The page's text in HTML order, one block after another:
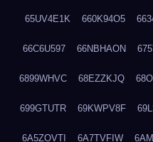
65UV4E1K 660K94O5
66C6U597 66NBHAON
6899WHVC 68EZZKJQ
699GTUTR 69KWPV8F
6A5ZOVTI 6A7TVFIW